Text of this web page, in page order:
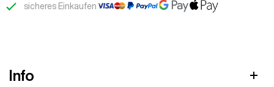
sicheres Einkaufen
Info